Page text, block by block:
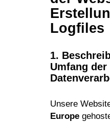
Logfiles
1.
Umfang der
Unsere
Europe